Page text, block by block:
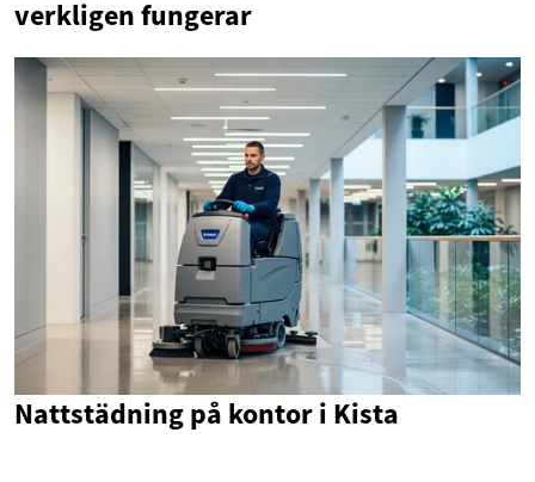
verkligen fungerar
Nattstädning på kontor i Kista